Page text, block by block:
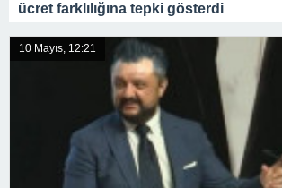
ücret farklılığına tepki gösterdi
10 Mayıs, 12:21